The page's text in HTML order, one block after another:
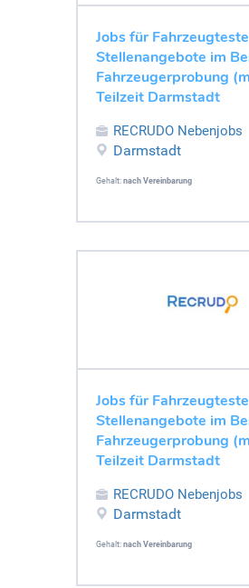
Jobs für
Stellenangebote im
Fahrzeugerprobung
Teilzeit Darmstadt
RECRUDO Nebenjobs
Darmstadt
Gehalt: nach Vereinbarung
Jobs für
Stellenangebote im
Fahrzeugerprobung
Teilzeit Darmstadt
RECRUDO Nebenjobs
Darmstadt
Gehalt: nach Vereinbarung